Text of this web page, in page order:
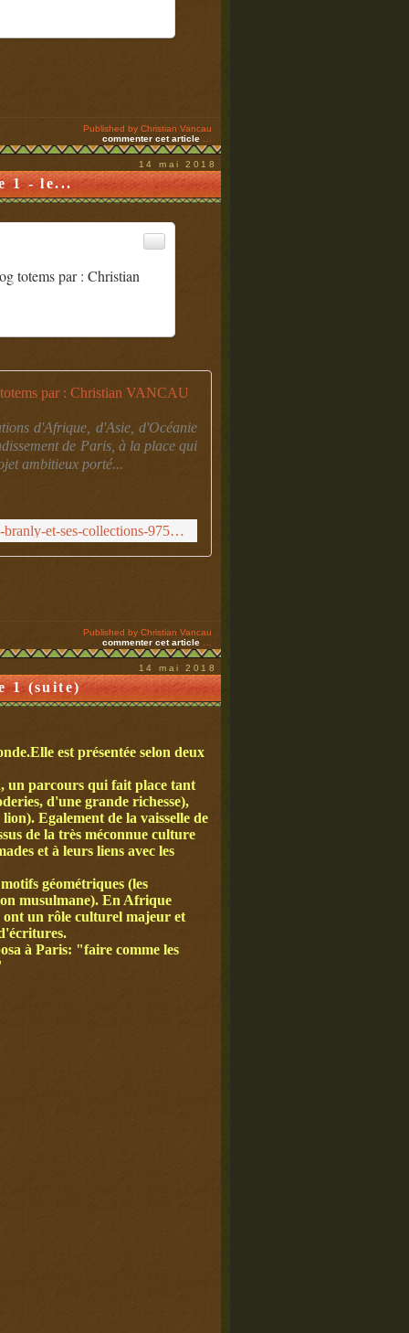
Published by Christian Vancau
commenter cet article
14 mai 2018
1 - le...
totems par : Christian
d'Afrique, d'Asie, d'Océanie
de Paris, à la place qui
ambitieux porté...
http://www.christianvancautotems.org/article-le-musee-branly-et-ses-collections-97508755.html
Published by Christian Vancau
commenter cet article
14 mai 2018
1 (suite)
est présentée selon deux
un parcours qui fait place tant
d'une grande richesse),
Egalement de la vaisselle de
de la très méconnue culture
et à leurs liens avec les
géométriques (les
musulmane). En Afrique
ont un rôle culturel majeur et
à Paris: "faire comme les